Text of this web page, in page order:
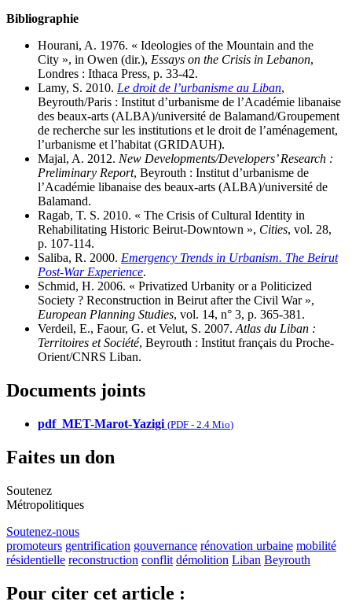
Bibliographie
Hourani, A. 1976. « Ideologies of the Mountain and the
City », in Owen (dir.), Essays on the Crisis in Lebanon,
Londres : Ithaca Press, p. 33-42.
Lamy, S. 2010. Le droit de l’urbanisme au Liban,
Beyrouth/Paris : Institut d’urbanisme de l’Académie libanaise
des beaux-arts (ALBA)/université de Balamand/Groupement
de recherche sur les institutions et le droit de l’aménagement,
l’urbanisme et l’habitat (GRIDAUH).
Majal, A. 2012. New Developments/Developers’ Research :
Preliminary Report, Beyrouth : Institut d’urbanisme de
l’Académie libanaise des beaux-arts (ALBA)/université de
Balamand.
Ragab, T. S. 2010. « The Crisis of Cultural Identity in
Rehabilitating Historic Beirut-Downtown », Cities, vol. 28,
p. 107-114.
Saliba, R. 2000. Emergency Trends in Urbanism. The Beirut
Post-War Experience.
Schmid, H. 2006. « Privatized Urbanity or a Politicized
Society ? Reconstruction in Beirut after the Civil War »,
European Planning Studies, vol. 14, n° 3, p. 365-381.
Verdeil, E., Faour, G. et Velut, S. 2007. Atlas du Liban :
Territoires et Société, Beyrouth : Institut français du Proche-
Orient/CNRS Liban.
Documents joints
pdf_MET-Marot-Yazigi (PDF - 2.4 Mio)
Faites un don
Soutenez
Métropolitiques
Soutenez-nous
promoteurs gentrification gouvernance rénovation urbaine mobilité
résidentielle reconstruction conflit démolition Liban Beyrouth
Pour citer cet article :